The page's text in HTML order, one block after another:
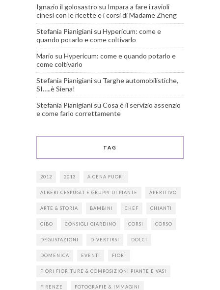
Ignazio il golosastro su Impara a fare i ravioli
cinesi con le ricette e i corsi di Madame Zheng
Stefania Pianigiani su Hypericum: come e
quando potarlo e come coltivarlo
Mario su Hypericum: come e quando potarlo e
come coltivarlo
Stefania Pianigiani su Targhe automobilistiche,
SI…..è Siena!
Stefania Pianigiani su Cosa è il servizio assenzio
e come farlo correttamente
TAG
2012 2013 A CENA FUORI
ALBERI CESPUGLI E GRUPPI DI PIANTE APERITIVO
ARTE & STORIA BAMBINI CHEF CHIANTI
CIBO CONSIGLI GIARDINO CORSI CORSO
DEGUSTAZIONI DIVERTIRSI DOLCI
DOMENICA EVENTI FIORI
FIORI FIORITURE & COMPOSIZIONI PIANTE E VASI
FIRENZE FOTOGRAFIE & IMMAGINI